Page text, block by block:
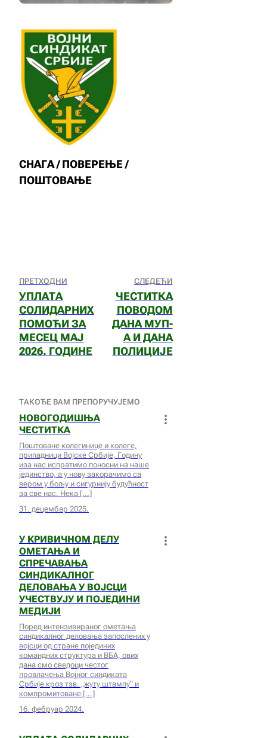
СНАГА / ПОВЕРЕЊЕ /
ПОШТОВАЊЕ
ПРЕТХОДНИ
УПЛАТА
СОЛИДАРНИХ
ПОМОЋИ ЗА
МЕСЕЦ МАЈ
2026. ГОДИНЕ
СЛЕДЕЋИ
ЧЕСТИТКА
ПОВОДОМ
ДАНА МУП-
А И ДАНА
ПОЛИЦИЈЕ
ТАКОЂЕ ВАМ ПРЕПОРУЧУЈЕМО
НОВОГОДИШЊА
ЧЕСТИТКА
Поштоване колегинице и колеге,
припадници Војске Србије, Годину
иза нас испратимо поносни на наше
јединство, а у нову закорачимо са
вером у бољу и сигурнију будућност
за све нас. Нека
31. децембар 2025.
У КРИВИЧНОМ ДЕЛУ
ОМЕТАЊА И
СПРЕЧАВАЊА
СИНДИКАЛНОГ
ДЕЛОВАЊА У ВОЈСЦИ
УЧЕСТВУЈУ И ПОЈЕДИНИ
МЕДИЈИ
Поред интензивираног ометања
синдикалног деловања запослених у
војсци од стране појединих
командних структура и ВБА, ових
дана смо сведоци честог
провлачења Војног синдиката
Србије кроз тзв. „жуту штампу“ и
компромитоване
16. фебруар 2024.